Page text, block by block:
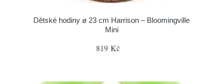
Dětské hodiny ø 23 cm Harrison – Bloomingville
Mini
819 Kč